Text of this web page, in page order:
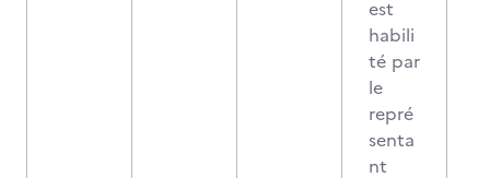
est
habili
té par
le
repré
senta
nt